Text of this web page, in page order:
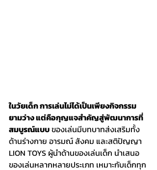
ในวัยเด็ก การเล่นไม่ได้เป็นเพียงกิจกรรม
ยามว่าง แต่คือกุญแจสำคัญสู่พัฒนาการที่
สมบูรณ์แบบ ของเล่นมีบทบาทส่งเสริมทั้ง
ด้านร่างกาย อารมณ์ สังคม และสติปัญญา
LION TOYS ผู้นำด้านของเล่นเด็ก นำเสนอ
ของเล่นหลากหลายประเภท เหมาะกับเด็กทุก